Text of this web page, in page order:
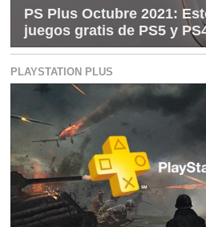
PS Plus Octubre 2021:
juegos gratis de PS5 y
PLAYSTATION PLUS